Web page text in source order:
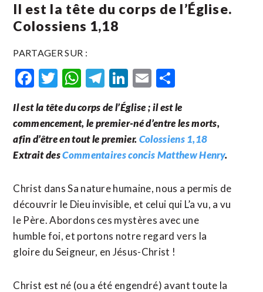
Il est la tête du corps de l’Église.
Colossiens 1,18
PARTAGER SUR :
Facebook
Twitter
WhatsApp
Telegram
LinkedIn
Email
Il est la tête du corps de l’Église ; il est le
commencement, le premier-né d’entre les morts,
afin d’être en tout le premier.Colossiens 1,18
Extrait desCommentaires concis Matthew Henry.
Christ dans Sa nature humaine, nous a permis de
découvrir le Dieu invisible, et celui qui L’a vu, a vu
le Père. Abordons ces mystères avec une
humble foi, et portons notre regard vers la
gloire du Seigneur, en Jésus-Christ !
Christ est né (ou a été engendré) avant toute la